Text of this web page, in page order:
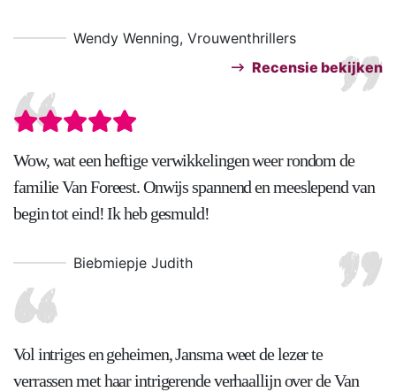
Wendy Wenning, Vrouwenthrillers
Recensie bekijken
Wow, wat een heftige verwikkelingen weer rondom de
familie Van Foreest. Onwijs spannend en meeslepend van
begin tot eind! Ik heb gesmuld!
Biebmiepje Judith
Vol intriges en geheimen, Jansma weet de lezer te
verrassen met haar intrigerende verhaallijn over de Van